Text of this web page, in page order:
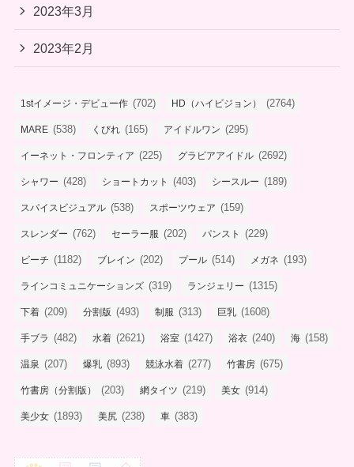
2023年3月
2023年2月
1stイメージ・デビュー作 (702) HD（ハイビジョン） (2764)
MARE (538) くびれ (165) アイドルワン (295)
イーネット・フロンティア (225) グラビアアイドル (2692)
シャワー (428) ショートカット (403) シースルー (189)
スパイスビジュアル (538) スポーツウェア (159)
スレンダー (762) セーラー服 (202) パンスト (229)
ビーチ (1182) ブレイン (202) プール (514) メガネ (193)
ラインコミュニケーションズ (319) ランジェリー (1315)
下着 (209) 分割版 (493) 制服 (313) 巨乳 (1608)
手ブラ (482) 水着 (2621) 浴室 (1427) 浴衣 (240) 海 (158)
温泉 (207) 爆乳 (893) 競泳水着 (277) 竹書房 (675)
竹書房（分割版） (203) 網タイツ (219) 美女 (914)
美少女 (1893) 美尻 (238) 車 (383)